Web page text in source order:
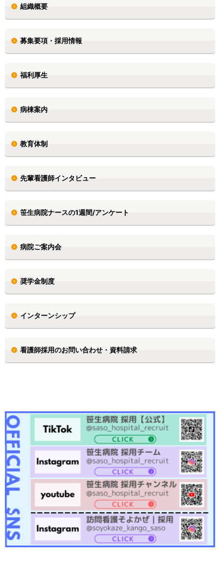
組織概要
募集要項・採用情報
福利厚生
病棟案内
教育体制
先輩看護師インタビュー
笹生病院ナースの1週間/アンケート
病院ご案内会
奨学金制度
インターンシップ
看護師採用のお問い合わせ・資料請求